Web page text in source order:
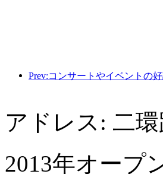
アドレス: 二
2013年オープ